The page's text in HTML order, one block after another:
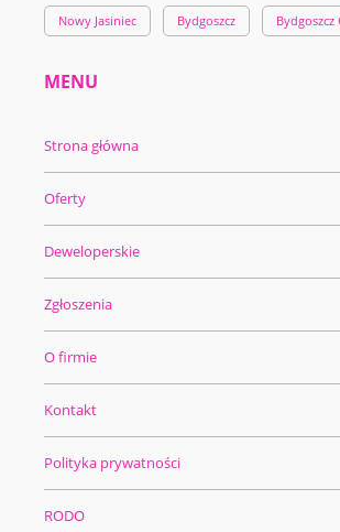
Nowy Jasiniec Bydgoszcz
MENU
Strona główna
Oferty
Deweloperskie
Zgłoszenia
O firmie
Kontakt
Polityka prywatności
RODO